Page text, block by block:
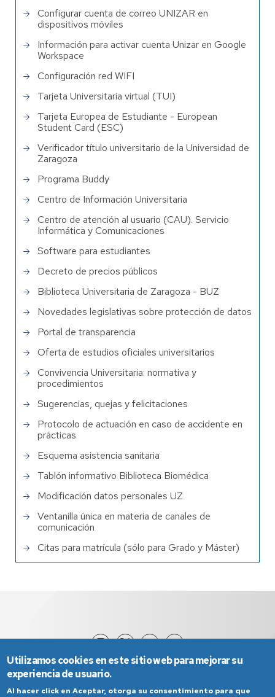
Configurar cuenta de correo UNIZAR en
dispositivos móviles
Información para activar cuenta Unizar en Google
Workspace
Configuración red WIFI
Tarjeta Universitaria virtual (TUI)
Tarjeta Europea de Estudiante - European
Student Card (ESC)
Verificador título universitario de la Universidad de
Zaragoza
Programa Buddy
Centro de Información Universitaria
Centro de atención al usuario (CAU). Servicio
Informática y Comunicaciones
Software para estudiantes
Decreto de precios públicos
Biblioteca Universitaria de Zaragoza - BUZ
Novedades legislativas sobre protección de datos
Portal de transparencia
Oferta de estudios oficiales universitarios
Convivencia Universitaria: normativa y
procedimientos
Sugerencias, quejas y felicitaciones
Protocolo de actuación en caso de accidente en
prácticas
Esquema asistencia sanitaria
Tablón informativo Biblioteca Biomédica
Modificación datos personales UZ
Ventanilla única en materia de canales de
comunicación
Citas para matrícula (sólo para Grado y Máster)
Utilizamos cookies en este sitio web para mejorar su
experiencia de usuario.
Al hacer click en Aceptar, otorga su consentimiento para que